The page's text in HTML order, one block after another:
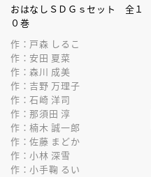
おはなしＳＤＧｓセット 全１
０巻
作：戸森 しるこ
作：安田 夏菜
作：森川 成美
作：吉野 万理子
作：石崎 洋司
作：那須田 淳
作：楠木 誠一郎
作：佐藤 まどか
作：小林 深雪
作：小手鞠 るい